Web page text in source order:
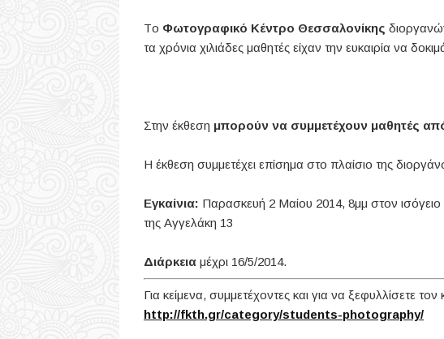
Tο Φωτογραφικό Κέντρο Θεσσαλονίκης
τα χρόνια χιλιάδες μαθητές είχαν την ευκαιρία να
Στην έκθεση μπορούν να συμμετέχουν μαθητές
Η έκθεση συμμετέχει επίσημα στο πλαίσιο της
Εγκαίνια: Παρασκευή 2 Μαίου 2014, 8μμ στον ισόγειο
της Αγγελάκη 13
Διάρκεια μέχρι 16/5/2014.
Για κείμενα, συμμετέχοντες και για να ξεφυλλίσετε
http://fkth.gr/category/students-photography/